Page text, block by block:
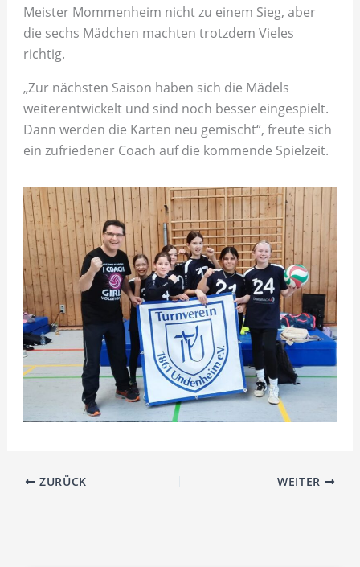
Meister Mommenheim nicht zu einem Sieg, aber
die sechs Mädchen machten trotzdem Vieles
richtig.
„Zur nächsten Saison haben sich die Mädels
weiterentwickelt und sind noch besser eingespielt.
Dann werden die Karten neu gemischt“, freute sich
ein zufriedener Coach auf die kommende Spielzeit.
ZURÜCK WEITER